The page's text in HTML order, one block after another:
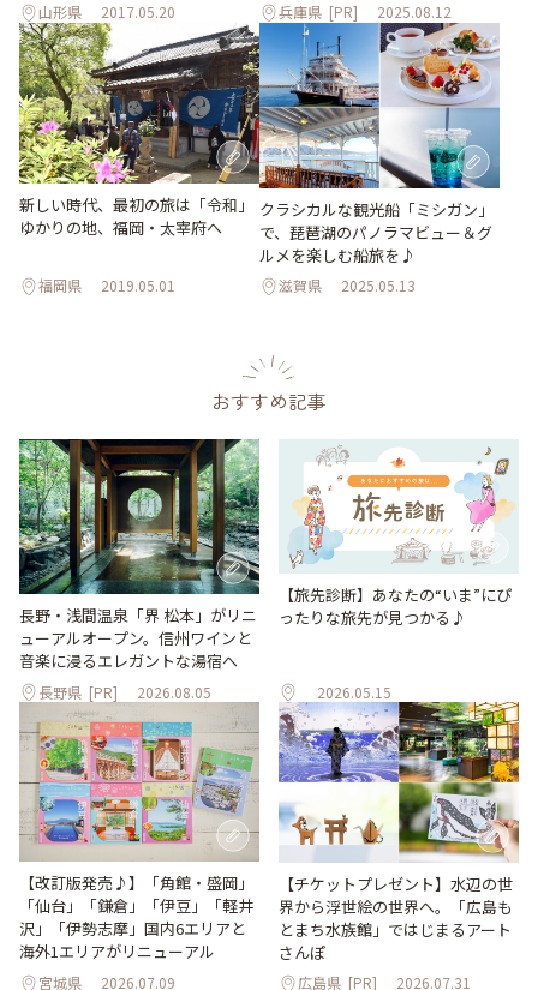
山形県 2017.05.20 兵庫県 [PR] 2025.08.12
新しい時代、最初の旅は「令和」
ゆかりの地、福岡・太宰府へ
福岡県 2019.05.01
クラシカルな観光船「ミシガン」
で、琵琶湖のパノラマビュー＆グ
ルメを楽しむ船旅を♪
滋賀県 2025.05.13
おすすめ記事
長野・浅間温泉「界 松本」がリニ
ューアルオープン。信州ワインと
音楽に浸るエレガントな湯宿へ
長野県 [PR] 2026.08.05
【旅先診断】あなたの“いま”にぴ
ったりな旅先が見つかる♪
2026.05.15
【改訂版発売♪】「角館・盛岡」
「仙台」「鎌倉」「伊豆」「軽井
沢」「伊勢志摩」国内6エリアと
海外1エリアがリニューアル
宮城県 2026.07.09
【チケットプレゼント】水辺の世
界から浮世絵の世界へ。「広島も
とまち水族館」ではじまるアート
さんぽ
広島県 [PR] 2026.07.31